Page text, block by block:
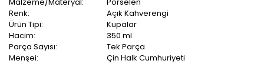
Renk:
Açık Kahverengi
Ürün Tipi:
Kupalar
Hacim:
350 ml
Parça Sayısı:
Tek Parça
Menşei:
Çin Halk Cumhuriyeti